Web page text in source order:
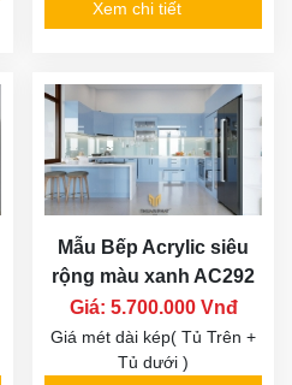
Xem chi tiết
Mẫu Bếp Acrylic siêu
rộng màu xanh AC292
Giá: 5.700.000 Vnđ
Giá mét dài kép( Tủ Trên +
Tủ dưới )